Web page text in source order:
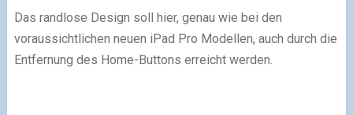
Das randlose Design soll hier, genau wie bei den
voraussichtlichen neuen iPad Pro Modellen, auch durch die
Entfernung des Home-Buttons erreicht werden.